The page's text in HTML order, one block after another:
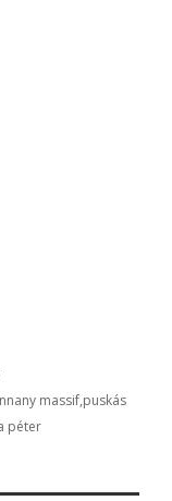
massif puskás
péter